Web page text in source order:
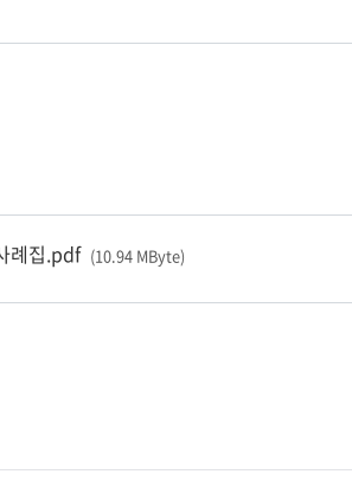
례집.pdf (10.94 MByte)